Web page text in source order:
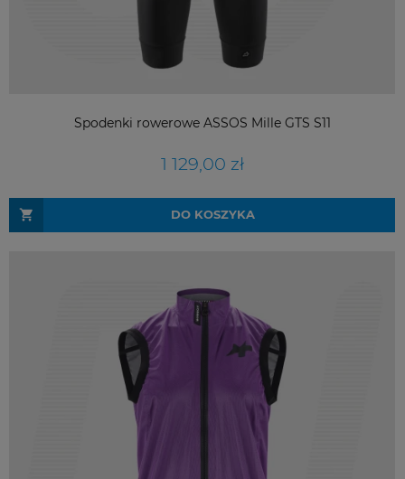
Spodenki rowerowe ASSOS Mille GTS S11
1 129,00 zł
DO KOSZYKA